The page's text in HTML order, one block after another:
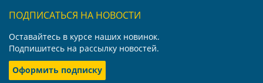
ПОДПИСАТЬСЯ НА НОВОСТИ
Оставайтесь в курсе наших новинок.
Подпишитесь на рассылку новостей.
Оформить подписку